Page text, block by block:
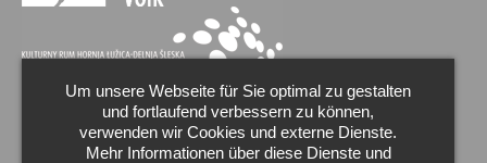
Um unsere Webseite für Sie optimal zu gestalten
und fortlaufend verbessern zu können,
verwenden wir Cookies und externe Dienste.
Mehr Informationen über diese Dienste und